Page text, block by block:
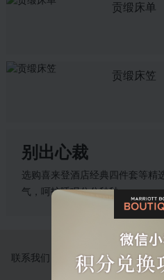
贡缎床单
贡缎床笠
别出心裁
选购喜来登酒店经典四件套等精
气，呵护睡眠分分秒秒。
联系我们